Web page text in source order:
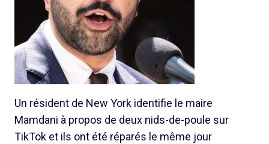
Un résident de New York identifie le maire
Mamdani à propos de deux nids-de-poule sur
TikTok et ils ont été réparés le même jour